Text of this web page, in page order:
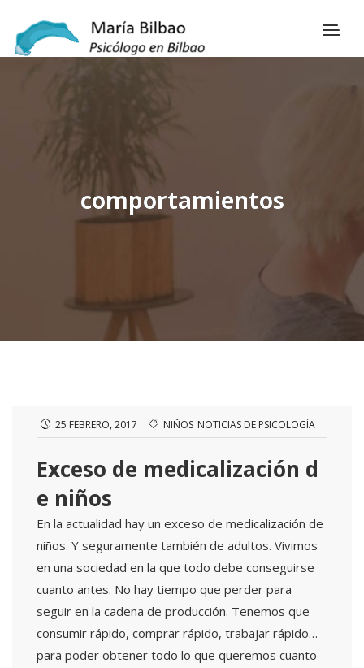
comportamientos
25 FEBRERO, 2017 NIÑOS NOTICIAS DE PSICOLOGÍA
Exceso de medicalización d
e niños
En la actualidad hay un exceso de medicalización de
niños. Y seguramente también de adultos. Vivimos
en una sociedad en la que todo debe conseguirse
cuanto antes. No hay tiempo que perder para
seguir en la cadena de producción. Tenemos que
consumir rápido, comprar rápido, trabajar rápido…
para poder obtener todo lo que queremos cuanto